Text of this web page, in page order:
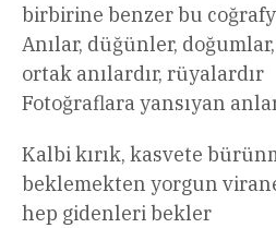
birbirine benzer bu
Anılar, düğünler,
ortak anılardır, rüyalardır
Fotoğraflara yansıyan
Kalbi kırık, kasvete
beklemekten yorgun
hep gidenleri bekler